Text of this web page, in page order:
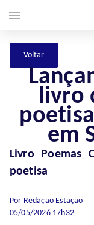
livro
em
Livro Poemas
poetisa
Por Redação Estação
05/05/2026 17h32
menu